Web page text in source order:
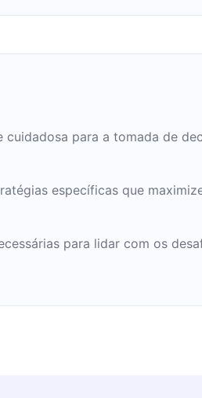
cuidadosa para a tomada de
específicas que
para lidar com os